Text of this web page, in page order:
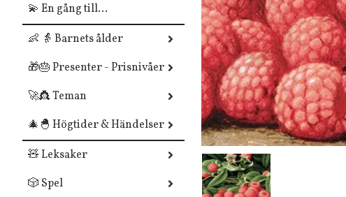
💫 En gång till...
👶 👵 Barnets ålder
🎁🎂 Presenter - Prisnivåer
🚀👸 Teman
🎄🐣 Högtider & Händelser
🧸 Leksaker
🎲 Spel